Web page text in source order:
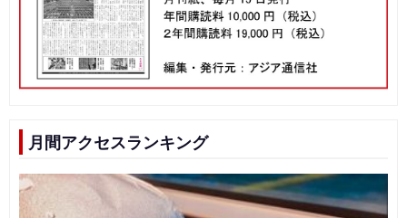
月間アクセスランキング